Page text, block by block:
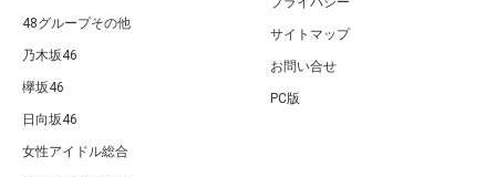
48グループその他
乃木坂46
欅坂46
日向坂46
女性アイドル総合
サイトマップ
お問い合せ
PC版